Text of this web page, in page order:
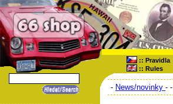
:: Pravidla
:: Rules
- News/novinky - -